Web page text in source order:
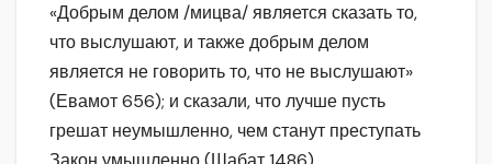
«Добрым делом /мицва/ является сказать то,
что выслушают, и также добрым делом
является не говорить то, что не выслушают»
(Евамот 656); и сказали, что лучше пусть
грешат неумышленно, чем станут преступать